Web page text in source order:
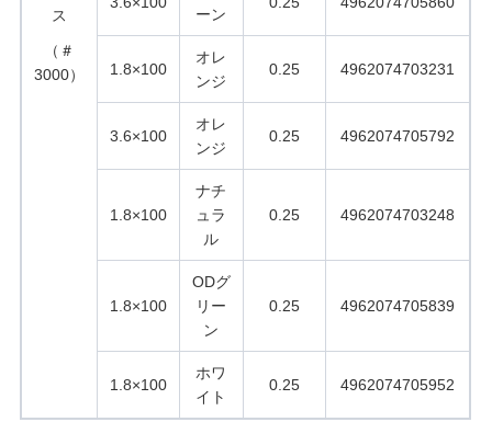
ス
（＃
3000）
ーン
1.8×100
オレ
ンジ
0.25 4962074703231
3.6×100
オレ
ンジ
0.25 4962074705792
1.8×100
ナチ
ュラ
ル
0.25 4962074703248
1.8×100
ODグ
リー
ン
0.25 4962074705839
1.8×100
ホワ
イト
0.25 4962074705952